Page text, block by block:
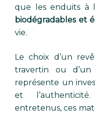
que les enduits à
biodégradables et
vie.
Le choix d’un
travertin ou d’un
représente un
et
entretenus, ces